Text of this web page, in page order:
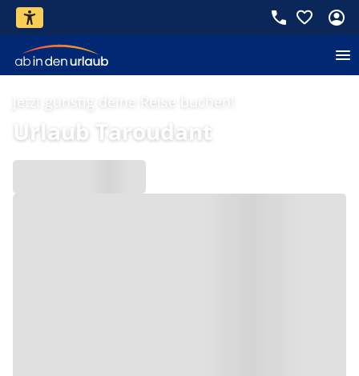
Jetzt günstig deine Reise buchen!
Urlaub Taroudant